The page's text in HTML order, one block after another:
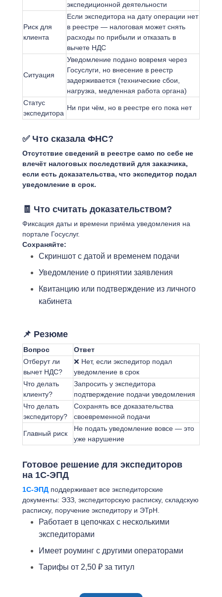
экспедиционной деятельности
Риск для
клиента
Если экспедитора на дату операции нет
в реестре — налоговая может снять
расходы по прибыли и отказать в
вычете НДС
Ситуация
Уведомление подано вовремя через
Госуслуги, но внесение в реестр
задерживается (технические сбои,
нагрузка, медленная работа органа)
Статус
экспедитора
Ни при чём, но в реестре его пока нет
✅ Что сказала ФНС?
Отсутствие сведений в реестре само по себе не
влечёт налоговых последствий для заказчика,
если есть доказательства, что экспедитор подал
уведомление в срок.
🧾 Что считать доказательством?
Фиксация даты и времени приёма уведомления на
портале Госуслуг.
Сохраняйте:
Скриншот с датой и временем подачи
Уведомление о принятии заявления
Квитанцию или подтверждение из личного
кабинета
📌 Резюме
Вопрос
Ответ
Отберут ли
вычет НДС?
❌ Нет, если экспедитор подал
уведомление в срок
Что делать
клиенту?
Запросить у экспедитора
подтверждение подачи уведомления
Что делать
экспедитору?
Сохранять все доказательства
своевременной подачи
Главный риск
Не подать уведомление вовсе — это
уже нарушение
Готовое решение для экспедиторов
на 1С-ЭПД
1С-ЭПД поддерживает все экспедиторские
документы: ЭЗЗ, экспедиторскую расписку, складскую
расписку, поручение экспедитору и ЭТрН.
Работает в цепочках с несколькими
экспедиторами
Имеет роуминг с другими операторами
Тарифы от 2,50 ₽ за титул